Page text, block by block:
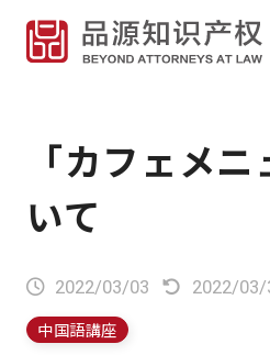
「カフェメ
いて
2022/03/03 2022/03/
中国語講座